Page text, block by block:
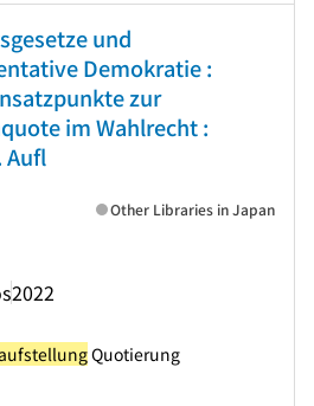
und
Demokratie :
zur
im Wahlrecht :
Aufl
2022
Other Libraries in Japan
Quotierung